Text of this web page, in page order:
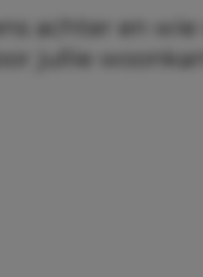
achter en
jullie